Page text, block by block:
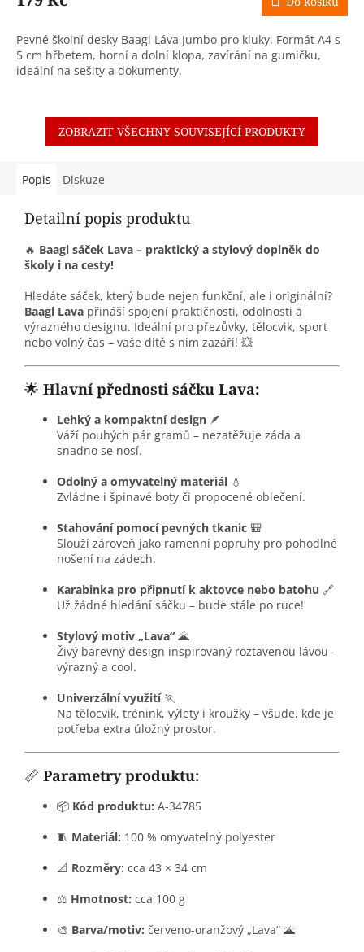
Pevné školní desky Baagl Láva Jumbo pro kluky. Formát A4 s
5 cm hřbetem, horní a dolní klopa, zavírání na gumičku,
ideální na sešity a dokumenty.
ZOBRAZIT VŠECHNY SOUVISEJÍCÍ PRODUKTY
Popis Diskuze
Detailní popis produktu
🔥 Baagl sáček Lava – praktický a stylový doplněk do
školy i na cesty!
Hledáte sáček, který bude nejen funkční, ale i originální?
Baagl Lava přináší spojení praktičnosti, odolnosti a
výrazného designu. Ideální pro přezůvky, tělocvik, sport
nebo volný čas – vaše dítě s ním zazáří! 💥
🌟 Hlavní přednosti sáčku Lava:
Lehký a kompaktní design 🪶
Váží pouhých pár gramů – nezatěžuje záda a
snadno se nosí.
Odolný a omyvatelný materiál 💧
Zvládne i špinavé boty či propocené oblečení.
Stahování pomocí pevných tkanic 🎒
Slouží zároveň jako ramenní popruhy pro pohodlné
nošení na zádech.
Karabinka pro připnutí k aktovce nebo batohu 🔗
Už žádné hledání sáčku – bude stále po ruce!
Stylový motiv „Lava“ 🌋
Živý barevný design inspirovaný roztavenou lávou –
výrazný a cool.
Univerzální využití🏃
Na tělocvik, trénink, výlety i kroužky – všude, kde je
potřeba extra úložný prostor.
📏 Parametry produktu:
📦 Kód produktu: A-34785
🧵 Materiál: 100 % omyvatelný polyester
📐 Rozměry: cca 43 × 34 cm
⚖️ Hmotnost: cca 100 g
🎨 Barva/motiv: červeno-oranžový „Lava“ 🌋